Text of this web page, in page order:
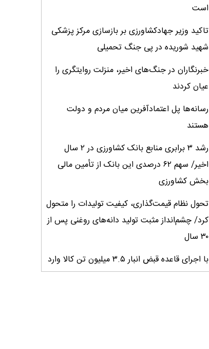
است
تاکید وزیر جهادکشاورزی بر بازسازی مرکز پزشکی
شهید شوریده در پی جنگ تحمیلی
خبرنگاران در جنگ‌های اخیر، منزلت روایتگری را
عیان کردند
رسانه‌ها پل اعتمادآفرین میان مردم و دولت
هستند
رشد ۳ برابری منابع بانک کشاورزی در ۲ سال
اخیر/ سهم ۶۲ درصدی این بانک از تأمین مالی
بخش کشاورزی
تحول نظام قیمت‌گذاری، کیفیت تولیدات را متحول
کرد/ چشم‌انداز مثبت تولید دانه‌های روغنی پس از
۳۰ سال
با اجرای قاعده قبض انبار ۳.۵ میلیون تن کالا وارد
کشور شد